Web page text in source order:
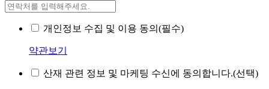
개인정보 수집 및 이용 동의(필수)
약관보기
산재 관련 정보 및 마케팅 수신에 동의합니다.(선택)